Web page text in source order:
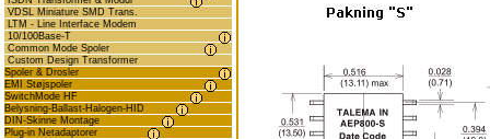
VDSL Miniature SMD Trans.
LTM - Line Interface Modem
10/100Base-T
Common Mode Spoler
Custom Design Transformer
Spoler & Drosler
EMI Støjspoler
SwitchMode HF
Belysning-Ballast-Halogen-HID
DIN-Skinne Montage
Plug-in Netadaptorer